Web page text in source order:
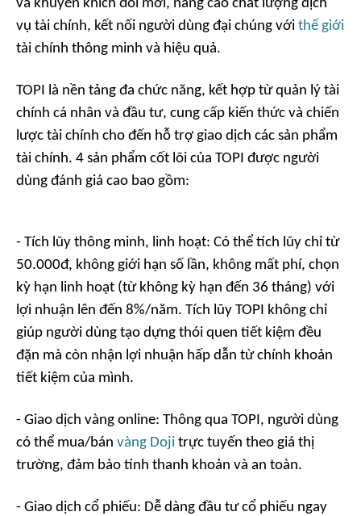
và khuyến khích đổi mới, nâng cao chất lượng dịch
vụ tài chính, kết nối người dùng đại chúng với thế giới
tài chính thông minh và hiệu quả.
TOPI là nền tảng đa chức năng, kết hợp từ quản lý tài
chính cá nhân và đầu tư, cung cấp kiến thức và chiến
lược tài chính cho đến hỗ trợ giao dịch các sản phẩm
tài chính. 4 sản phẩm cốt lõi của TOPI được người
dùng đánh giá cao bao gồm:
- Tích lũy thông minh, linh hoạt: Có thể tích lũy chỉ từ
50.000đ, không giới hạn số lần, không mất phí, chọn
kỳ hạn linh hoạt (từ không kỳ hạn đến 36 tháng) với
lợi nhuận lên đến 8%/năm. Tích lũy TOPI không chỉ
giúp người dùng tạo dựng thói quen tiết kiệm đều
đặn mà còn nhận lợi nhuận hấp dẫn từ chính khoản
tiết kiệm của mình.
- Giao dịch vàng online: Thông qua TOPI, người dùng
có thể mua/bán vàng Doji trực tuyến theo giá thị
trường, đảm bảo tính thanh khoản và an toàn.
- Giao dịch cổ phiếu: Dễ dàng đầu tư cổ phiếu ngay